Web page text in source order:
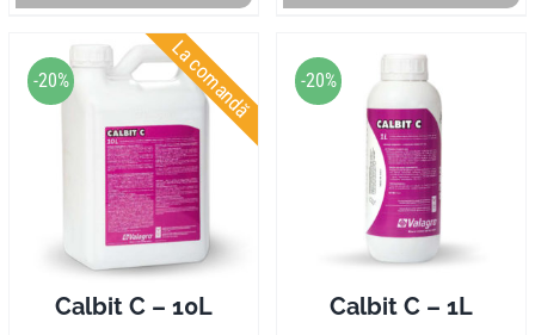
-20% La comandă
Calbit C – 10L
-20%
Calbit C – 1L